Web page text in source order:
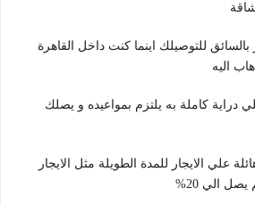
للتوصيلك اينما كنت داخل القاهرة
اليه
دراية كاملة به يلتزم بمواعيده و يصلك
علي الايجار للمدة الطويلة مثل الايجار
الي 20%